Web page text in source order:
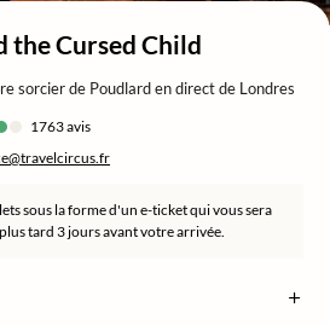
the Cursed Child
sorcier de Poudlard en direct de Londres
1763avis
sous la forme d'un e-ticket qui vous sera
tard 3 jours avant votre arrivée.